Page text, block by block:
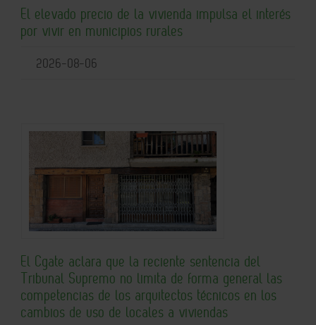
El elevado precio de la vivienda impulsa el interés
por vivir en municipios rurales
2026-08-06
El Cgate aclara que la reciente sentencia del
Tribunal Supremo no limita de forma general las
competencias de los arquitectos técnicos en los
cambios de uso de locales a viviendas